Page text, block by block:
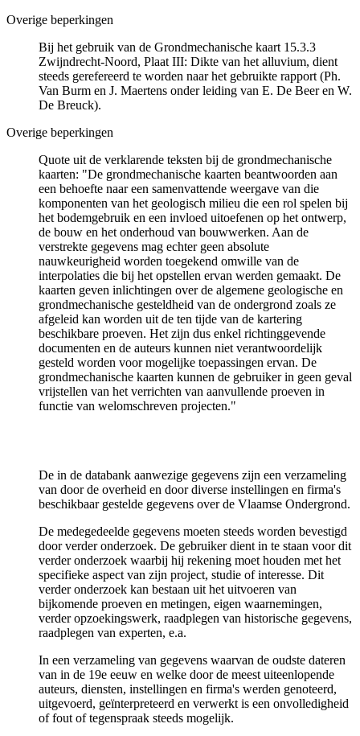
Overige beperkingen
Bij het gebruik van de Grondmechanische kaart 15.3.3
Zwijndrecht-Noord, Plaat III: Dikte van het alluvium, dient
steeds gerefereerd te worden naar het gebruikte rapport (Ph.
Van Burm en J. Maertens onder leiding van E. De Beer en W.
De Breuck).
Overige beperkingen
Quote uit de verklarende teksten bij de grondmechanische
kaarten: "De grondmechanische kaarten beantwoorden aan
een behoefte naar een samenvattende weergave van die
komponenten van het geologisch milieu die een rol spelen bij
het bodemgebruik en een invloed uitoefenen op het ontwerp,
de bouw en het onderhoud van bouwwerken. Aan de
verstrekte gegevens mag echter geen absolute
nauwkeurigheid worden toegekend omwille van de
interpolaties die bij het opstellen ervan werden gemaakt. De
kaarten geven inlichtingen over de algemene geologische en
grondmechanische gesteldheid van de ondergrond zoals ze
afgeleid kan worden uit de ten tijde van de kartering
beschikbare proeven. Het zijn dus enkel richtinggevende
documenten en de auteurs kunnen niet verantwoordelijk
gesteld worden voor mogelijke toepassingen ervan. De
grondmechanische kaarten kunnen de gebruiker in geen geval
vrijstellen van het verrichten van aanvullende proeven in
functie van welomschreven projecten."
De in de databank aanwezige gegevens zijn een verzameling
van door de overheid en door diverse instellingen en firma's
beschikbaar gestelde gegevens over de Vlaamse Ondergrond.
De medegedeelde gegevens moeten steeds worden bevestigd
door verder onderzoek. De gebruiker dient in te staan voor dit
verder onderzoek waarbij hij rekening moet houden met het
specifieke aspect van zijn project, studie of interesse. Dit
verder onderzoek kan bestaan uit het uitvoeren van
bijkomende proeven en metingen, eigen waarnemingen,
verder opzoekingswerk, raadplegen van historische gegevens,
raadplegen van experten, e.a.
In een verzameling van gegevens waarvan de oudste dateren
van in de 19e eeuw en welke door de meest uiteenlopende
auteurs, diensten, instellingen en firma's werden genoteerd,
uitgevoerd, geïnterpreteerd en verwerkt is een onvolledigheid
of fout of tegenspraak steeds mogelijk.